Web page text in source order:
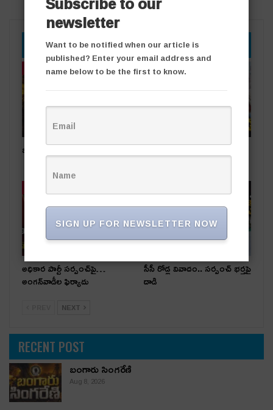
YOU MIGHT ALSO LIKE
తాజా వార్తలు
బంగారు సింగరేణి
తాజా వార్తలు
షార్జా ప్రమాద బాధితుడికి కేటీఆర్
అండ
అధికార పార్టీ స‌ర్పంచ్‌పై…
అంగ‌న్‌వాడీల ఫిర్యాదు
సీసీ రోడ్ల వివాదం.. స‌ర్పంచ్ భ‌ర్త‌పై
దాడి
NEXT
RECENT POST
బంగారు సింగరేణి
Aug 8, 2026
newsletter
Want to be notified when our article is
published? Enter your email address and
name below to be the first to know.
SIGN UP FOR NEWSLETTER NOW